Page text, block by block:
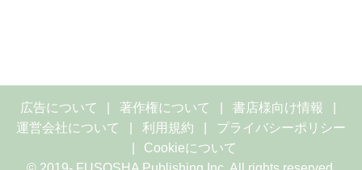
広告について 著作権について
書店様向け情報
運営会社について
利用規約
プライバシーポリシー
Cookieについて